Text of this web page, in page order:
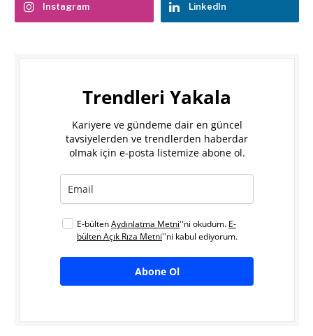
Instagram LinkedIn
Trendleri Yakala
Kariyere ve gündeme dair en güncel
tavsiyelerden ve trendlerden haberdar
olmak için e-posta listemize abone ol.
E-bültenAydınlatma Metni''ni okudum. E-
bülten Açık Rıza Metni''ni kabul ediyorum.
Abone Ol